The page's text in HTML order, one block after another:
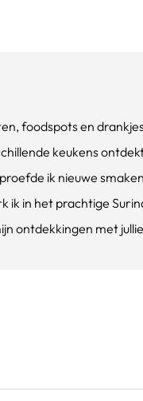
foodspots en
keukens
ik nieuwe
ik in het prachtige
ontdekkingen met